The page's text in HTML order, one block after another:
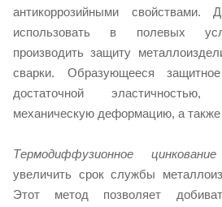
антикоррозийными
использовать в полевых
производить защиту
сварки. Образующееся
достаточной
механическую деформацию, а также
Термодиффузионное цинкование
увеличить срок службы
Этот метод позволяет